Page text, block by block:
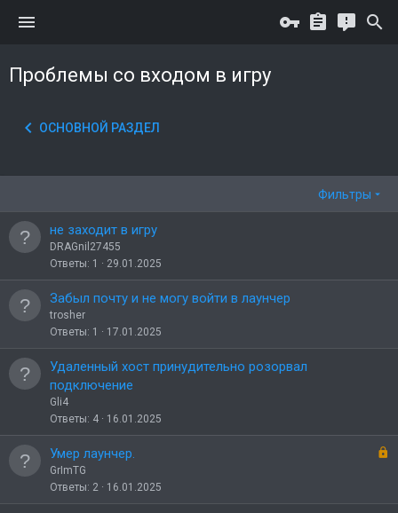
Проблемы со входом в игру
ОСНОВНОЙ РАЗДЕЛ
Фильтры
не заходит в игру
DRAGnil27455
Ответы 1 29.01.2025
Забыл почту и не могу войти в лаунчер
trosher
Ответы 1 17.01.2025
Удаленный хост принудительно розорвал
подключение
Gli4
Ответы 4 16.01.2025
р
Умер лаунчер.
GrImTG
Ответы 2 16.01.2025